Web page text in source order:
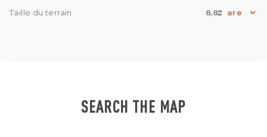
Taille du terrain 8.82
SEARCH THE MAP